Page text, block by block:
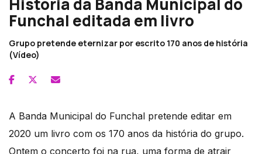
Funchal editada em livro
Grupo pretende eternizar por escrito 170 anos de história
(Vídeo)
A Banda Municipal do Funchal pretende editar em
2020 um livro com os 170 anos da história do grupo.
Ontem o concerto foi na rua, uma forma de atrair